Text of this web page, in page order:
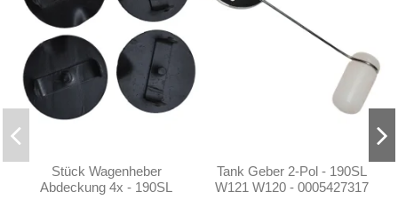
Stück Wagenheber
Abdeckung 4x - 190SL
Tank Geber 2-Pol - 190SL
W121 W120 - 0005427317